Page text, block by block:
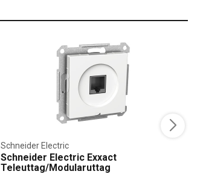
Schneider Electric Exxact
Teleuttag/Modularuttag
Schneider Electric